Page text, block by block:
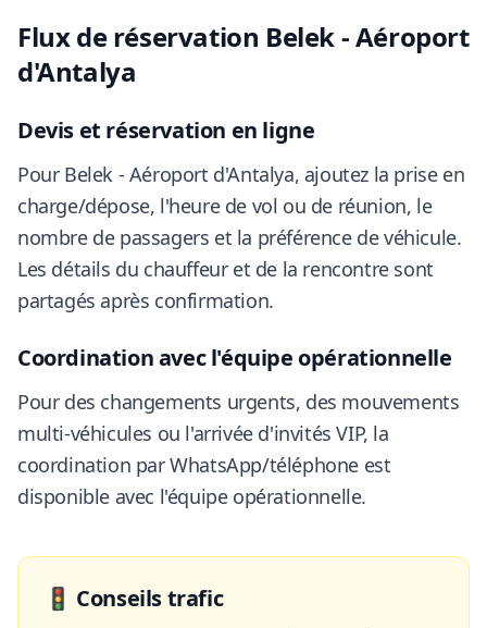
Flux de réservation Belek - Aéroport
d'Antalya
Devis et réservation en ligne
Pour Belek - Aéroport d'Antalya, ajoutez la prise en
charge/dépose, l'heure de vol ou de réunion, le
nombre de passagers et la préférence de véhicule.
Les détails du chauffeur et de la rencontre sont
partagés après confirmation.
Coordination avec l'équipe opérationnelle
Pour des changements urgents, des mouvements
multi-véhicules ou l'arrivée d'invités VIP, la
coordination par WhatsApp/téléphone est
disponible avec l'équipe opérationnelle.
🚦 Conseils trafic